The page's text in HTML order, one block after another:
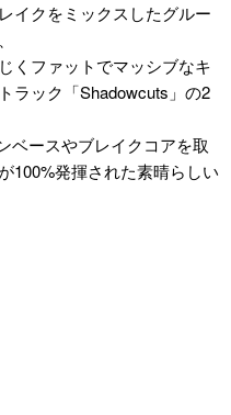
イクをミックスしたグルー
くファットでマッシブなキ
ラック「Shadowcuts」の2
ベースやブレイクコアを取
100%発揮された素晴らしい